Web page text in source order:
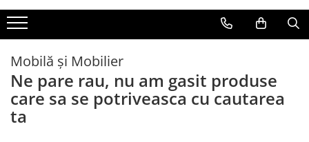
Mobilă și Mobilier
Ne pare rau, nu am gasit produse
care sa se potriveasca cu cautarea
ta